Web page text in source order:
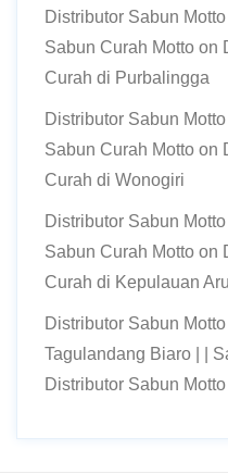
Distributor Sabun
Sabun Curah Motto on
Curah di Purbalingga
Distributor Sabun
Sabun Curah Motto on
Curah di Wonogiri
Distributor Sabun
Sabun Curah Motto on
Curah di Kepulauan Aru
Distributor Sabun
Tagulandang Biaro | |
Distributor Sabun